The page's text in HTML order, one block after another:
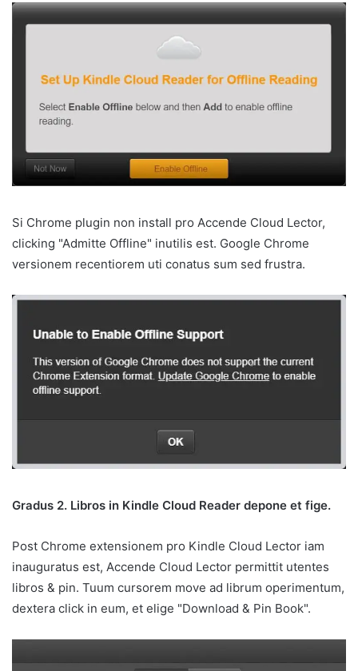
Si Chrome plugin non install pro Accende Cloud Lector,
clicking "Admitte Offline" inutilis est. Google Chrome
versionem recentiorem uti conatus sum sed frustra.
Gradus 2. Libros in Kindle Cloud Reader depone et fige.
Post Chrome extensionem pro Kindle Cloud Lector iam
inauguratus est, Accende Cloud Lector permittit utentes
libros & pin. Tuum cursorem move ad librum operimentum,
dextera click in eum, et elige "Download & Pin Book".